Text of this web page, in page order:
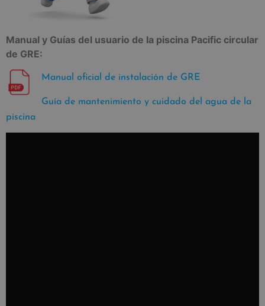
Manual y Guías del usuario de la piscina Pacific circular
de GRE:
Manual oficial de instalación de GRE
Guía de mantenimiento y cuidado del agua de la
piscina